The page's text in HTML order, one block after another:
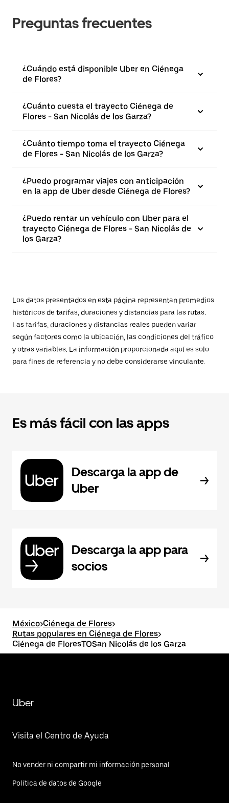
Preguntas frecuentes
¿Cuándo está disponible Uber en Ciénega
de Flores?
¿Cuánto cuesta el trayecto Ciénega de
Flores - San Nicolás de los Garza?
¿Cuánto tiempo toma el trayecto Ciénega
de Flores - San Nicolás de los Garza?
¿Puedo programar viajes con anticipación
en la app de Uber desde Ciénega de Flores?
¿Puedo rentar un vehículo con Uber para el
trayecto Ciénega de Flores - San Nicolás de
los Garza?
Los datos presentados en esta página representan promedios
históricos de tarifas, duraciones y distancias para las rutas.
Las tarifas, duraciones y distancias reales pueden variar
según factores como la ubicación, las condiciones del tráfico
y otras variables. La información proporcionada aquí es solo
para fines de referencia y no debe considerarse vinculante.
Es más fácil con las apps
Descarga la app de
Uber
Descarga la app para
socios
México>Ciénega de Flores>
Rutas populares en Ciénega de Flores>
Ciénega de FloresTOSan Nicolás de los Garza
Uber
Visita el Centro de Ayuda
No vender ni compartir mi información personal
Política de datos de Google